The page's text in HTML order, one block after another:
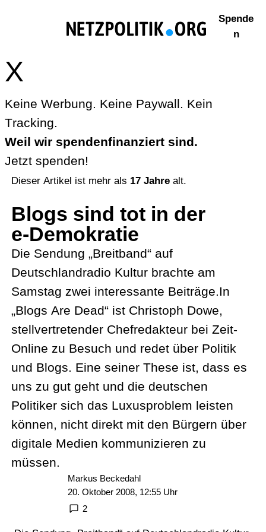
Spende
n
X
Keine Werbung. Keine Paywall. Kein
Tracking.
Weil wir spendenfinanziert sind.
Jetzt spenden!
Dieser Artikel ist mehr als 17 Jahrealt.
Blogs sind tot in der
e‑Demokratie
Die Sendung „Breitband“ auf
Deutschlandradio Kultur brachte am
Samstag zwei interessante Beiträge.In
„Blogs Are Dead“ ist Christoph Dowe,
stellvertretender Chefredakteur bei Zeit-
Online zu Besuch und redet über Politik
und Blogs. Eine seiner These ist, dass es
uns zu gut geht und die deutschen
Politiker sich das Luxusproblem leisten
können, nicht direkt mit den Bürgern über
digitale Medien kommunizieren zu
müssen.
Markus Beckedahl
20. Oktober 2008, 12:55 Uhr
2